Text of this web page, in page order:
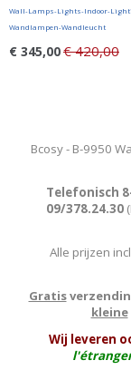
Wall-Lamps-Lights-Indoor-
Wandlampen-Wandleucht
€ 345,00€ 420,00
Bcosy - B-9950
Telefonisch
09/378.24.30
Alle prijzen
Gratis
kleine
Wij leveren
l'